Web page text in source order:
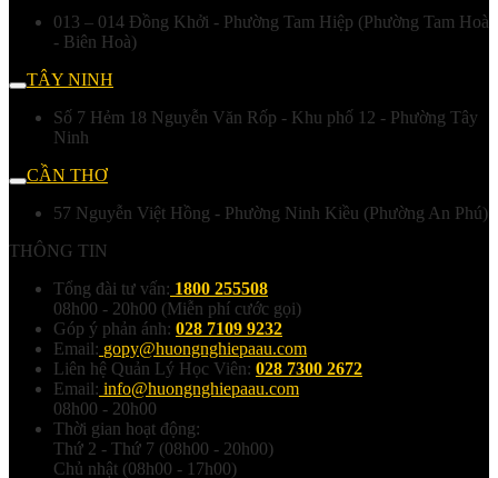
013 – 014 Đồng Khởi - Phường Tam Hiệp (Phường Tam Hoà
- Biên Hoà)
TÂY NINH
Số 7 Hẻm 18 Nguyễn Văn Rốp - Khu phố 12 - Phường Tây
Ninh
CẦN THƠ
57 Nguyễn Việt Hồng - Phường Ninh Kiều (Phường An Phú)
THÔNG TIN
Tổng đài tư vấn: 1800 255508
08h00 - 20h00 (Miễn phí cước gọi)
Góp ý phản ánh: 028 7109 9232
Email: gopy@huongnghiepaau.com
Liên hệ Quản Lý Học Viên: 028 7300 2672
Email: info@huongnghiepaau.com
08h00 - 20h00
Thời gian hoạt động:
Thứ 2 - Thứ 7 (08h00 - 20h00)
Chủ nhật (08h00 - 17h00)